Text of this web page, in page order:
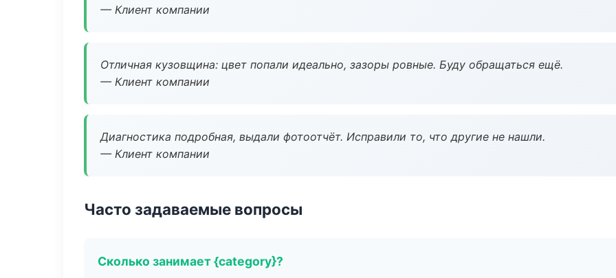
— Клиент компании
Отличная кузовщина: цвет попали идеально, зазоры ровные. Буду обращаться ещё.
— Клиент компании
Диагностика подробная, выдали фотоотчёт. Исправили то, что другие не нашли.
— Клиент компании
Часто задаваемые вопросы
Сколько занимает {category}?